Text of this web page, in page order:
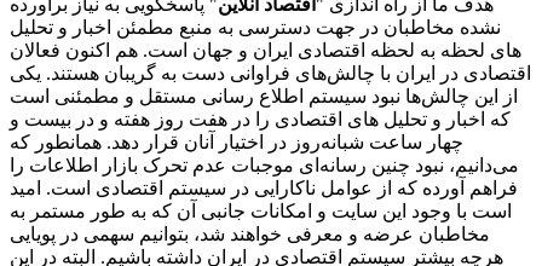
هدف ما از راه اندازی " اقتصاد آنلاین" پاسخگویی به نیاز برآورده
نشده مخاطبان در جهت دسترسی به منبع مطمئن اخبار و تحلیل
های لحظه به لحظه اقتصادی ایران و جهان است. هم اکنون فعالان
اقتصادی در ایران با چالش‌های فراوانی دست به گریبان هستند. یکی
از این چالش‌ها نبود سیستم اطلاع رسانی مستقل و مطمئنی است
که اخبار و تحلیل های اقتصادی را در هفت روز هفته و در بیست و
چهار ساعت شبانه‌روز در اختیار آنان قرار دهد. همانطور که
می‌دانیم، نبود چنین رسانه‌ای موجبات عدم تحرک بازار اطلاعات را
فراهم آورده که از عوامل ناکارایی در سیستم اقتصادی است. امید
است با وجود این سایت و امکانات جانبی آن که به طور مستمر به
مخاطبان عرضه و معرفی خواهند شد، بتوانیم سهمی در پویایی
هرچه بیشتر سیستم اقتصادی در ایران داشته باشیم. البته در این